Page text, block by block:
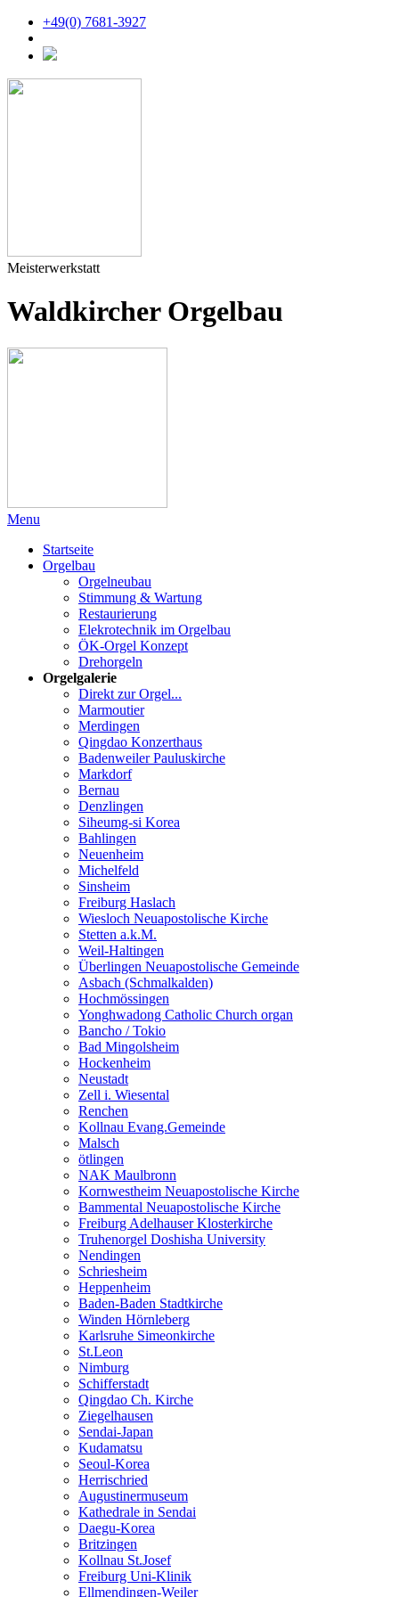
+49(0) 7681-3927
Meisterwerkstatt
Waldkircher Orgelbau
Menu
Startseite
Orgelbau
Orgelneubau
Stimmung & Wartung
Restaurierung
Elekrotechnik im Orgelbau
ÖK-Orgel Konzept
Drehorgeln
Orgelgalerie
Direkt zur Orgel...
Marmoutier
Merdingen
Qingdao Konzerthaus
Badenweiler Pauluskirche
Markdorf
Bernau
Denzlingen
Siheumg-si Korea
Bahlingen
Neuenheim
Michelfeld
Sinsheim
Freiburg Haslach
Wiesloch Neuapostolische Kirche
Stetten a.k.M.
Weil-Haltingen
Überlingen Neuapostolische Gemeinde
Asbach (Schmalkalden)
Hochmössingen
Yonghwadong Catholic Church organ
Bancho / Tokio
Bad Mingolsheim
Hockenheim
Neustadt
Zell i. Wiesental
Renchen
Kollnau Evang.Gemeinde
Malsch
ötlingen
NAK Maulbronn
Kornwestheim Neuapostolische Kirche
Bammental Neuapostolische Kirche
Freiburg Adelhauser Klosterkirche
Truhenorgel Doshisha University
Nendingen
Schriesheim
Heppenheim
Baden-Baden Stadtkirche
Winden Hörnleberg
Karlsruhe Simeonkirche
St.Leon
Nimburg
Schifferstadt
Qingdao Ch. Kirche
Ziegelhausen
Sendai-Japan
Kudamatsu
Seoul-Korea
Herrischried
Augustinermuseum
Kathedrale in Sendai
Daegu-Korea
Britzingen
Kollnau St.Josef
Freiburg Uni-Klinik
Ellmendingen-Weiler